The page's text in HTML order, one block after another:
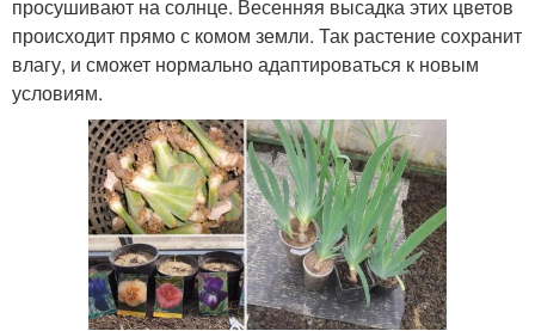
просушивают на солнце. Весенняя высадка этих цветов
происходит прямо с комом земли. Так растение сохранит
влагу, и сможет нормально адаптироваться к новым
условиям.